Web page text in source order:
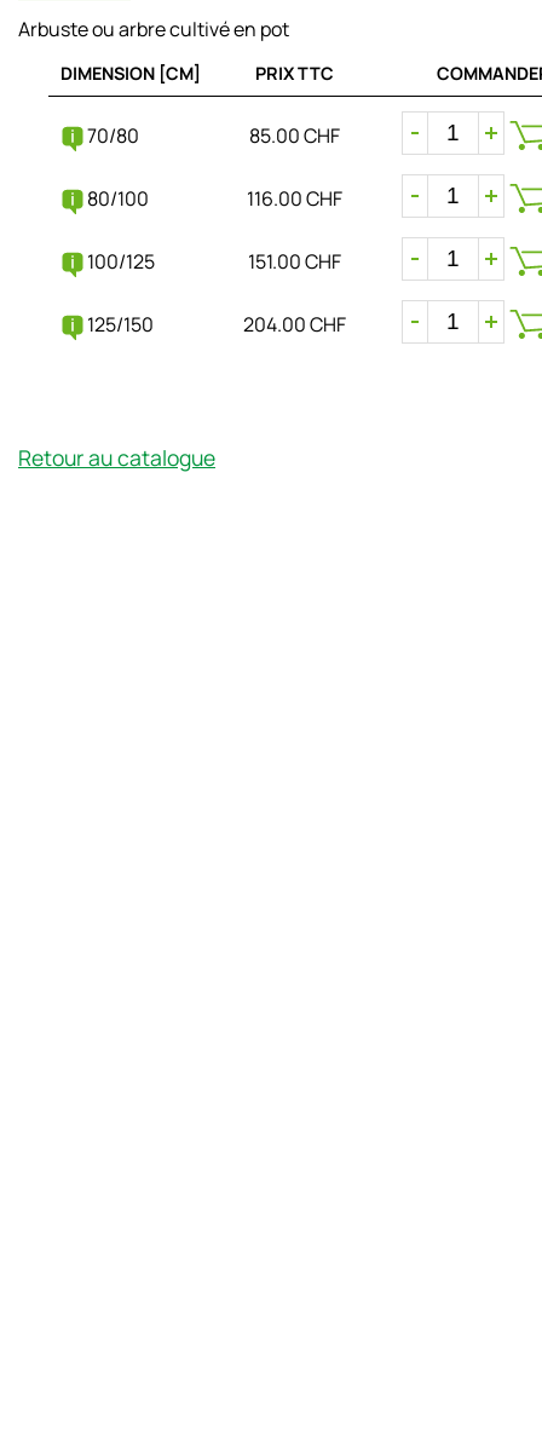
Arbuste ou arbre cultivé en pot
DIMENSION [CM] PRIX TTC
70/80 85.00 CHF
80/100 116.00 CHF
100/125 151.00 CHF
125/150 204.00 CHF
Retour au catalogue